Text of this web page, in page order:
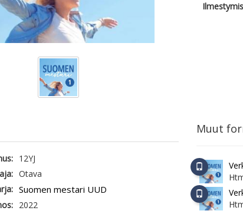
12YJ
Otava
Suomen mestari UUD
2022
Muut